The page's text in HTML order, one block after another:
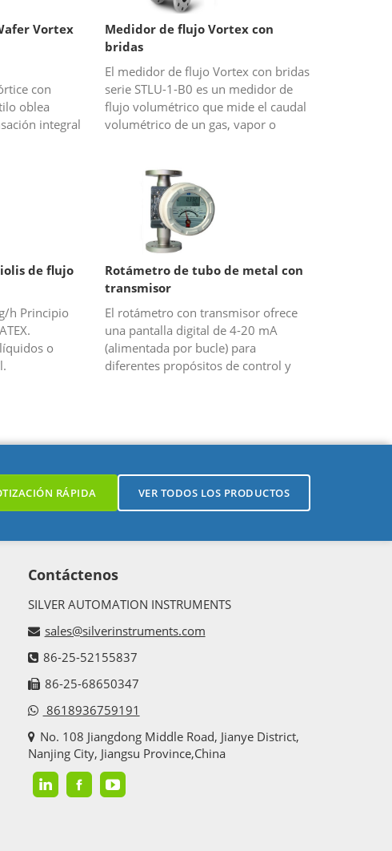
Vortex
con
oblea
integral
Medidor de flujo Vortex con
bridas
El medidor de flujo Vortex con bridas
serie STLU-1-B0 es un medidor de
flujo volumétrico que mide el caudal
volumétrico de un gas, vapor o
de flujo
h Principio
o
Rotámetro de tubo de metal con
transmisor
El rotámetro con transmisor ofrece
una pantalla digital de 4-20 mA
(alimentada por bucle) para
diferentes propósitos de control y
RÁPIDA VER TODOS LOS PRODUCTOS
Contáctenos
SILVER AUTOMATION INSTRUMENTS
sales@silverinstruments.com
86-25-52155837
86-25-68650347
8618936759191
No. 108 Jiangdong Middle Road, Jianye District,
Nanjing City, Jiangsu Province,China